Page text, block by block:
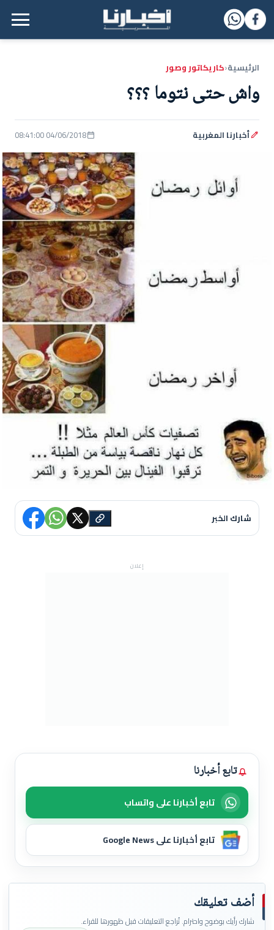
القائمة الرئيسية
الرئيسية‹كاريكاتور وصور
واش حتى نتوما ؟؟؟
أخبارنا المغربية 04/06/2018 08:41:00
شارك الخبر
إعلان
تابع أخبارنا
تابع أخبارنا على واتساب
تابع أخبارنا على Google News
أضف تعليقك
شارك رأيك بوضوح واحترام. تُراجع التعليقات قبل ظهورها للقراء.